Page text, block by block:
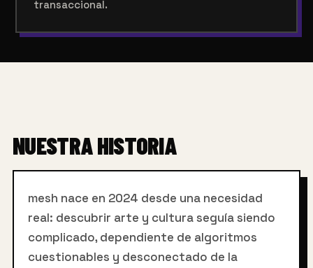
transaccional.
NUESTRA HISTORIA
mesh nace en 2024 desde una necesidad
real: descubrir arte y cultura seguía siendo
complicado, dependiente de algoritmos
cuestionables y desconectado de la